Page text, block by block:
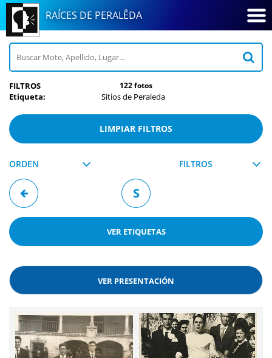
RAÍCES DE PERALÊDA
FILTROS
Etiqueta:
Sitios de Peraleda
LIMPIAR FILTROS
ORDEN FILTROS
S
122 fotos
VER ETIQUETAS
VER PRESENTACIÓN